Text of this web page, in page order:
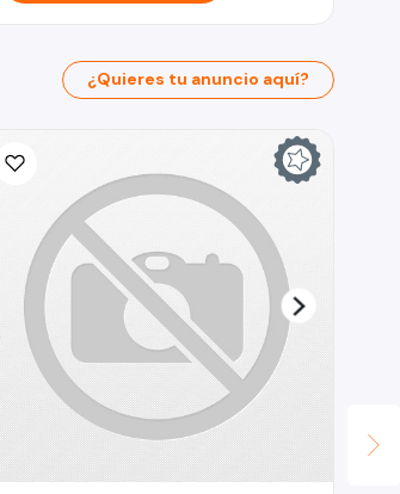
¿Quieres tu anuncio aquí?